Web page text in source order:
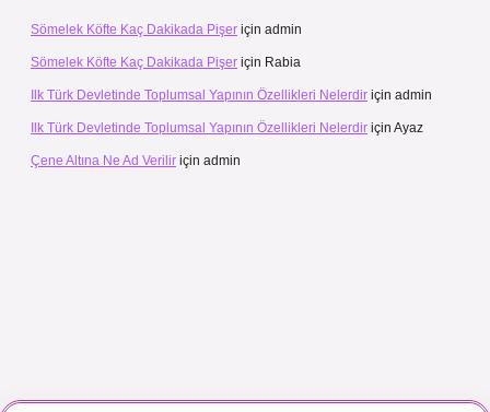
Sömelek Köfte Kaç Dakikada Pişer için admin
Sömelek Köfte Kaç Dakikada Pişer için Rabia
Ilk Türk Devletinde Toplumsal Yapının Özellikleri Nelerdir için admin
Ilk Türk Devletinde Toplumsal Yapının Özellikleri Nelerdir için Ayaz
Çene Altına Ne Ad Verilir için admin
izle